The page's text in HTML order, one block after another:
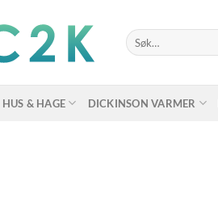
Søk
etter:
HUS & HAGE DICKINSON VARMER